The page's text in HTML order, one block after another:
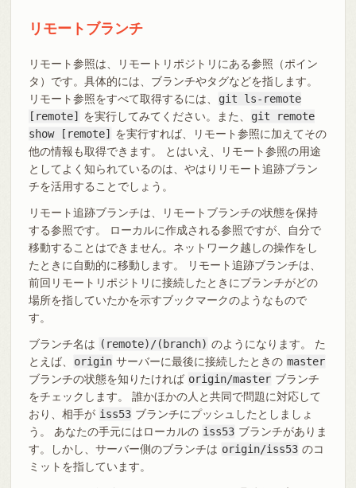
リモートブランチ
リモート参照は、リモートリポジトリにある参照（ポイン
タ）です。具体的には、ブランチやタグなどを指します。
リモート参照をすべて取得するには、
git ls-remote
[remote]
を実行してみてください。また、
git remote
show [remote]
を実行すれば、リモート参照に加えてその
他の情報も取得できます。 とはいえ、リモート参照の用途
としてよく知られているのは、やはりリモート追跡ブラン
チを活用することでしょう。
リモート追跡ブランチは、リモートブランチの状態を保持
する参照です。 ローカルに作成される参照ですが、自分で
移動することはできません。ネットワーク越しの操作をし
たときに自動的に移動します。 リモート追跡ブランチは、
前回リモートリポジトリに接続したときにブランチがどの
場所を指していたかを示すブックマークのようなもので
す。
ブランチ名は (remote)/(branch) のようになります。 た
とえば、
origin サーバーに最後に接続したときの master
ブランチの状態を知りたければ origin/master ブランチ
をチェックします。 誰かほかの人と共同で問題に対応して
おり、相手が iss53 ブランチにプッシュしたとしましょ
う。 あなたの手元にはローカルの iss53 ブランチがありま
す。しかし、サーバー側のブランチは origin/iss53 のコ
ミットを指しています。